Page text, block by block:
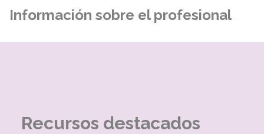
Información sobre el profesional
Recursos destacados